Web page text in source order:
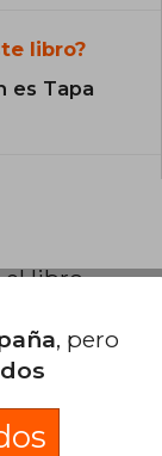
libro?
es Tapa
el libro
pregunta.
, pero